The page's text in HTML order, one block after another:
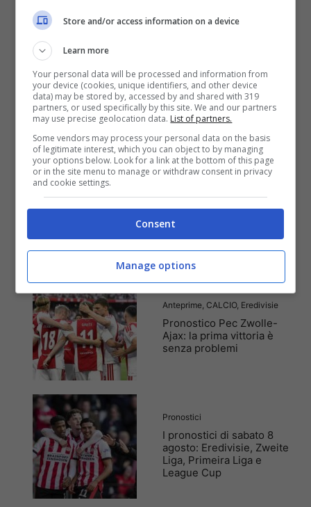
Articoli Recenti
Telegram del Veggente:
pronostici esclusivi e in
tempo reale su
marcatori, ammoniti, tiri
in porta e tanto altro!
Rotterdam-Feyenoord: un
precampionato clamoroso
Anteprime CALCIO, Eredivisie
Pronostico Pec Zwolle-
Ajax: la prima vittoria è
senza problemi
Pronostici
I pronostici di sabato 8
agosto: Eredivisie, Zweite
Liga, Primeira Liga e
League Cup
Store and/or access information on a device
Learn more
Your personal data will be processed and information from
your device (cookies, unique identifiers, and other device
data) may be stored by, accessed by and shared with 319
partners, or used specifically by this site. We and our partners
may use precise geolocation data. List of partners.
Some vendors may process your personal data on the basis
of legitimate interest, which you can object to by managing
your options below. Look for a link at the bottom of this page
or in the site menu to manage or withdraw consent in privacy
and cookie settings.
Consent
Manage options